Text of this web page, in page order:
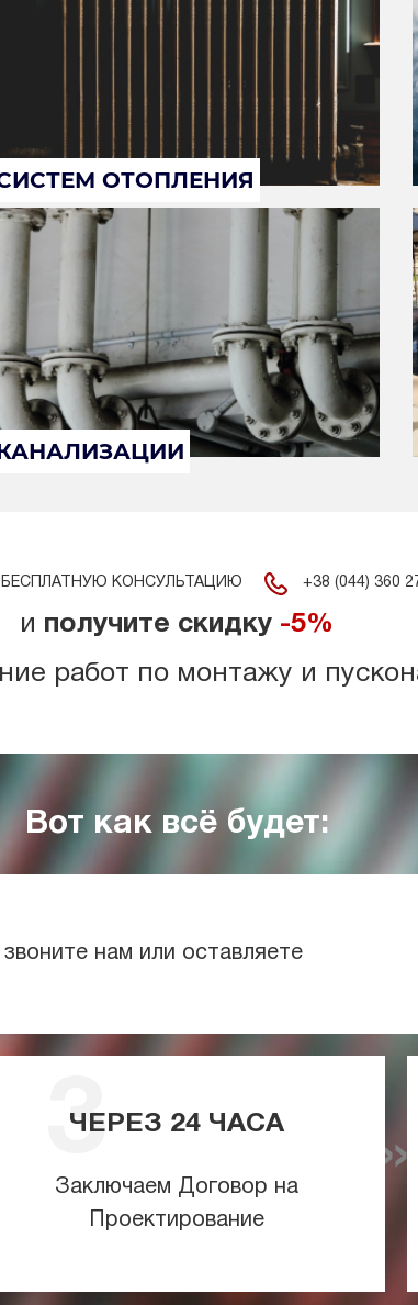
ОТОПЛЕНИЯ
КОНСУЛЬТАЦИЮ +38 (044) 360
и получите скидку -5%
работ по монтажу и
Вот как всё будет:
нам или оставляете
ЧЕРЕЗ 24ЧАСА
Заключаем Договор на
Проектирование